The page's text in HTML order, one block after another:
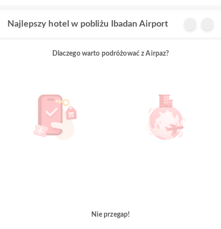
Najlepszy hotel w pobliżu Ibadan Airport
Dlaczego warto podróżować z Airpaz?
Nie przegap!